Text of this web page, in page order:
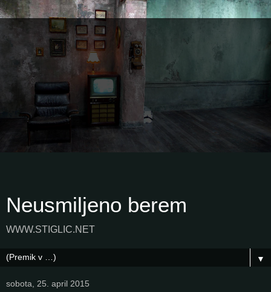
Neusmiljeno berem
WWW.STIGLIC.NET
▼
sobota, 25. april 2015